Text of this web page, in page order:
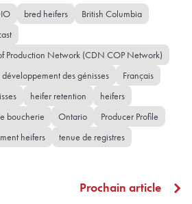
bred heifers
British Columbia
Production Network (CDN COP Network)
développement des génisses
Français
heifer retention
heifers
boucherie
Ontario
Producer Profile
heifers tenue de registres
Prochain article